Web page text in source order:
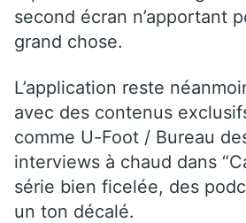
second écran n’apportant
grand chose.
L’application reste
avec des contenus
comme U-Foot / Bureau
interviews à chaud dans
série bien ficelée, des
un ton décalé.